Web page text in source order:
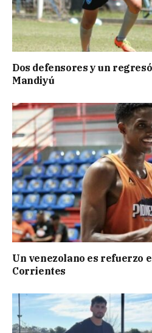
Dos defensores y un
Mandiyú
Un venezolano es refuerzo
Corrientes